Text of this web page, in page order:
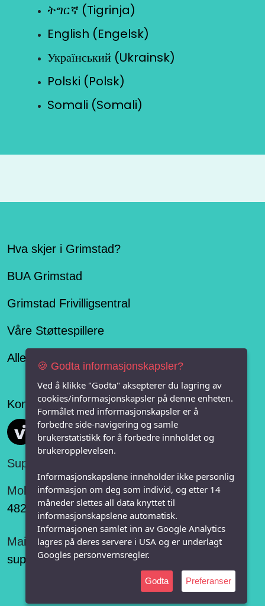
ትግርኛ (Tigrinja)
English (Engelsk)
Український (Ukrainsk)
Polski (Polsk)
Somali (Somali)
Hva skjer i Grimstad?
BUA Grimstad
Grimstad Frivilligsentral
Våre Støttespillere
Alle lag og organisasjoner
Konseptet er levert av
Vi FRITID
Support:
Mobil:
482 75 848
Mail:
support@vifritid.no
🍪 Godta informasjonskapsler?
Ved å klikke "Godta" aksepterer du lagring av
cookies/informasjonskapsler på denne enheten.
Formålet med informasjonskapsler er å
forbedre side-navigering og samle
brukerstatistikk for å forbedre innholdet og
brukeropplevelsen.
Informasjonskapslene inneholder ikke personlig
informasjon om deg som individ, og etter 14
måneder slettes all data knyttet til
informasjonskapslene automatisk.
Informasjonen samlet inn av Google Analytics
lagres på deres servere i USA og er underlagt
Googles personvernsregler.
Godta Preferanser